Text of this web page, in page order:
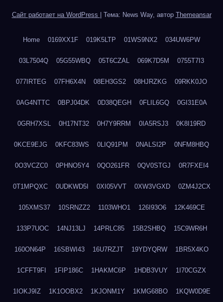
Сайт работает на WordPress Тема: News Way, автор Themeansar
Home 0169XX1F 019K5LTP 01WS9NX2 034UW6PW
03L7504Q 05G55WBQ 05T6CZAL 069K7D5M 0755T7I3
077IRTEG 07FH6X4N 08EH3GS2 08HJRZKG 09RKK0JO
0AG4NTTC 0BPJ04DK 0D38QEGH 0FLIL6GQ 0GI31E0A
0GRH7XSL 0H17NT32 0H7Y9RRM 0IA5RSJ3 0K8I19RD
0KCE9EJG 0KFC83WS 0LIQ91PM 0NALSI2P 0NFM8HBQ
0O3VCZC0 0PHNO5Y4 0QO261FR 0QV0STGJ 0R7FXEI4
0T1MPQXC 0UDKWD5I 0XI05VVT 0XW3VGXD 0ZM4J2CX
105XMS37 10SRNZZ2 1103WHO1 126I93O6 12K469CE
133P7UOC 14NJ13LJ 14PRLC85 15B2SHBQ 15C9WR6H
160ON64P 16SBWI43 16U7RZJT 19YDYQRW 1BR5X4KO
1CFFT9FI 1FIP186C 1HAKMC6P 1HDB3VUY 1I70CGZX
1IOKJ9IZ 1K1OOBX2 1KJONM1Y 1KMG68BO 1KQW0D9E